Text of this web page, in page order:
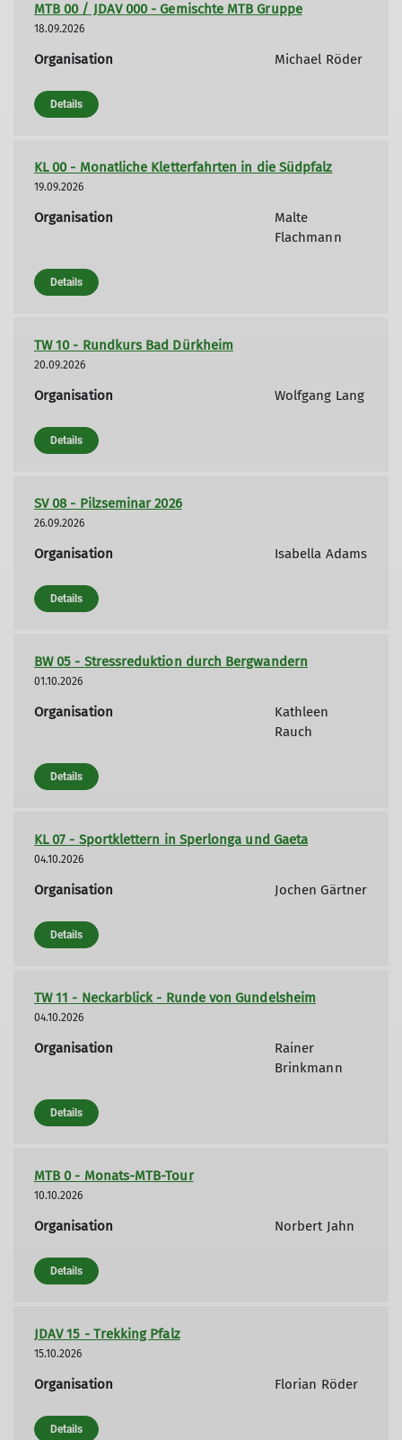
MTB 00 / JDAV 000 - Gemischte MTB Gruppe
18.09.2026
Organisation Michael Röder
Details
KL 00 - Monatliche Kletterfahrten in die Südpfalz
19.09.2026
Organisation
Malte
Flachmann
Details
TW 10 - Rundkurs Bad Dürkheim
20.09.2026
Organisation Wolfgang Lang
Details
SV 08 - Pilzseminar 2026
26.09.2026
Organisation Isabella Adams
Details
BW 05 - Stressreduktion durch Bergwandern
01.10.2026
Organisation
Kathleen
Rauch
Details
KL 07 - Sportklettern in Sperlonga und Gaeta
04.10.2026
Organisation Jochen Gärtner
Details
TW 11 - Neckarblick - Runde von Gundelsheim
04.10.2026
Organisation
Rainer
Brinkmann
Details
MTB 0 - Monats-MTB-Tour
10.10.2026
Organisation Norbert Jahn
Details
JDAV 15 - Trekking Pfalz
15.10.2026
Organisation Florian Röder
Details